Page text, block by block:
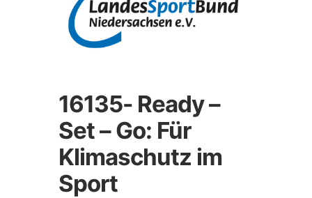
16135- Ready –
Set – Go: Für
Klimaschutz im
Sport